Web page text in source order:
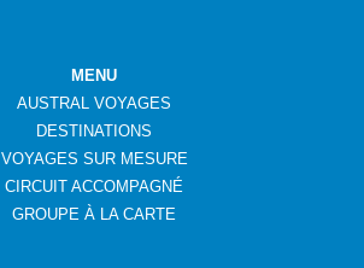
MENU
AUSTRAL VOYAGES
DESTINATIONS
VOYAGES SUR MESURE
CIRCUIT ACCOMPAGNÉ
GROUPE À LA CARTE